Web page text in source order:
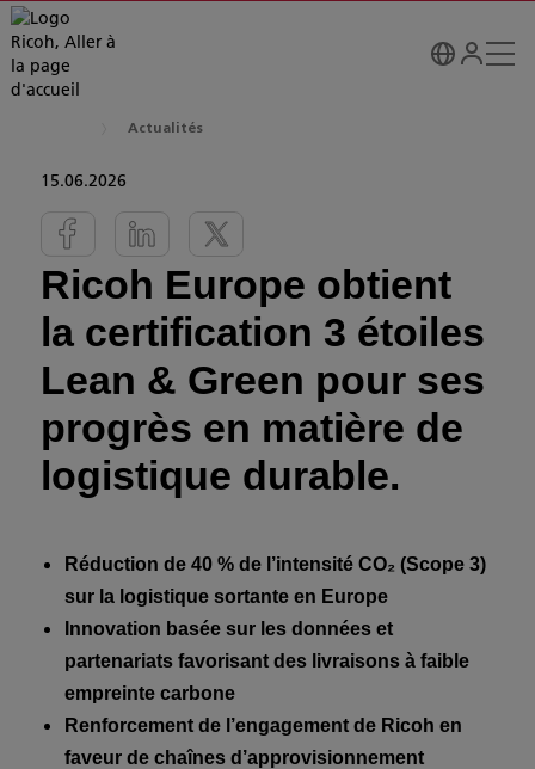
Actualités
15.06.2026
Ricoh Europe obtient
la certification 3 étoiles
Lean & Green pour ses
progrès en matière de
logistique durable.
Réduction de 40 % de l’intensité CO₂ (Scope 3)
sur la logistique sortante en Europe
Innovation basée sur les données et
partenariats favorisant des livraisons à faible
empreinte carbone
Renforcement de l’engagement de Ricoh en
faveur de chaînes d’approvisionnement